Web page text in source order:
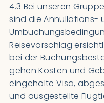
4.3 Bei unseren
sind die Annullations-
Reisevorschlag
bei der
gehen Kosten und
eingeholte Visa,
und ausgestellte